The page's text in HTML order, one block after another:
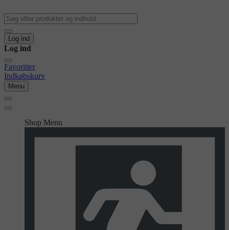
Log ind
Log ind
Favoritter
Indkøbskurv
Menu
Shop Menu